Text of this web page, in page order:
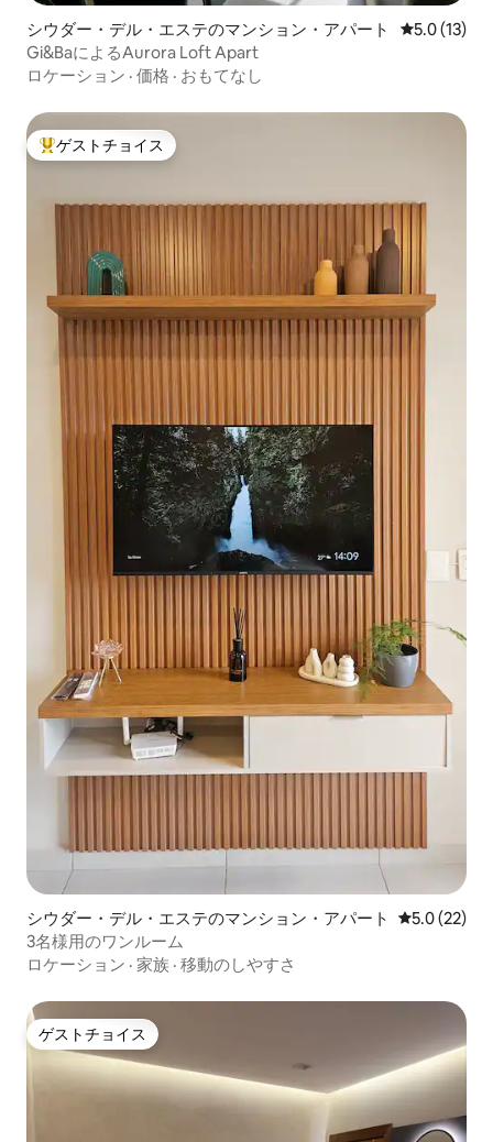
シウダー・デル・エステのマンション・アパート レビュー13
5.0 (13)
Gi&BaによるAurora Loft Apart
ロケーション · 価格 · おもてなし
大好評のゲストチョイスです。
ゲストチョイス
シウダー・デル・エステのマンション・アパート レビュー22
5.0 (22)
3名様用のワンルーム
ロケーション · 家族 · 移動のしやすさ
ゲストチョイス
ゲストチョイス